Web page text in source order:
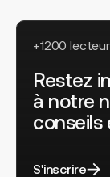
+1200
Restez
à notre
conseils
S'inscrire